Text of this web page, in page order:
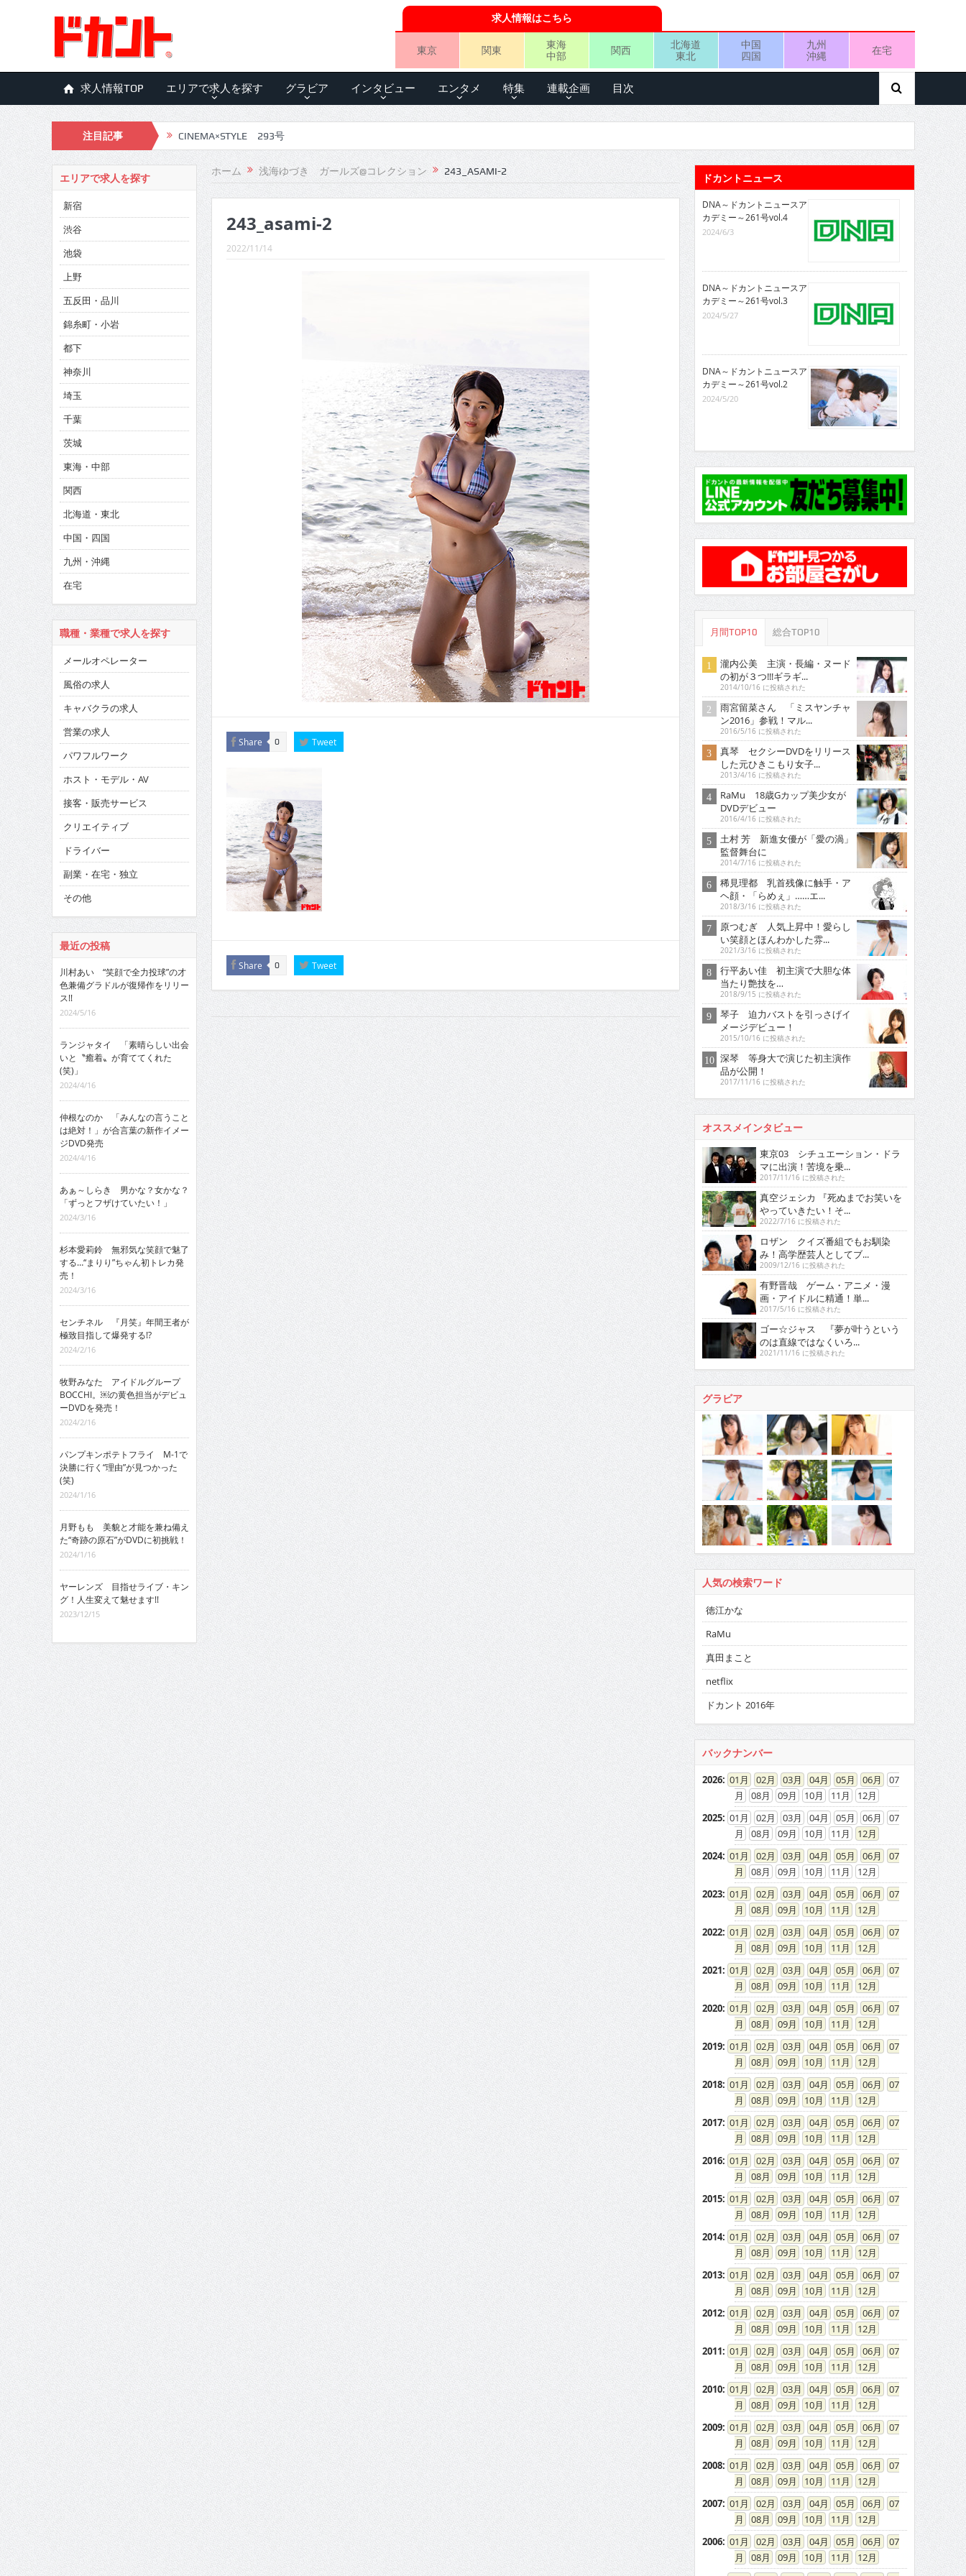
求人情報はこちら
東京 関東
東海
中部
関西
北海道
東北
中国
四国
九州
沖縄
在宅
求人情報TOP エリアで求人を探す グラビア インタビュー エンタメ 特集 連載企画 目次
注目記事 CINEMA×STYLE 293号
CINEMA×STYLE 292号
CINEMA×STYLE 291号
CINEMA×STYLE 290号
CINEMA×STYLE 289号
CINEMA×STYLE 288号
CINEMA×STYLE 286号
CINEMA×STYLE 285号
CINEMA×STYLE 294号
ホーム 浅海ゆづき ガールズ@コレクション 243_ASAMI-2
243_asami-2
2022/11/14
Share 0 Tweet
Share 0 Tweet
エリアで求人を探す
新宿
渋谷
池袋
上野
五反田・品川
錦糸町・小岩
都下
神奈川
埼玉
千葉
茨城
東海・中部
関西
北海道・東北
中国・四国
九州・沖縄
在宅
職種・業種で求人を探す
メールオペレーター
風俗の求人
キャバクラの求人
営業の求人
パワフルワーク
ホスト・モデル・AV
接客・販売サービス
クリエイティブ
ドライバー
副業・在宅・独立
その他
最近の投稿
川村あい “笑顔で全力投球”の才
色兼備グラドルが復帰作をリリー
ス!!
2024/5/16
ランジャタイ 「素晴らしい出会
いと〝癒着〟が育ててくれた
(笑)」
2024/4/16
仲根なのか 「みんなの言うこと
は絶対！」が合言葉の新作イメー
ジDVD発売
2024/4/16
あぁ～しらき 男かな？女かな？
「ずっとフザけていたい！」
2024/3/16
杉本愛莉鈴 無邪気な笑顔で魅了
する…“まりり”ちゃん初トレカ発
売！
2024/3/16
センチネル 『月笑』年間王者が
極致目指して爆発する!?
2024/2/16
牧野みなた アイドルグループ
BOCCHI。￼の黄色担当がデビュ
ーDVDを発売！
2024/2/16
パンプキンポテトフライ M-1で
決勝に行く“理由”が見つかった
(笑)
2024/1/16
月野もも 美貌と才能を兼ね備え
た“奇跡の原石”がDVDに初挑戦！
2024/1/16
ヤーレンズ 目指せライブ・キン
グ！人生変えて魅せます!!
2023/12/15
ドカントニュース
DNA～ドカントニュースア
カデミー～261号vol.4
2024/6/3
DNA～ドカントニュースア
カデミー～261号vol.3
2024/5/27
DNA～ドカントニュースア
カデミー～261号vol.2
2024/5/20
月間TOP10 総合TOP10
瀧内公美 主演・長編・ヌード
の初が３つ!!!ギラギ...
2014/10/16 に投稿された
雨宮留菜さん 「ミスヤンチャ
ン2016」参戦！マル...
2016/5/16 に投稿された
真琴 セクシーDVDをリリース
した元ひきこもり女子...
2013/4/16 に投稿された
RaMu 18歳Gカップ美少女が
DVDデビュー
2016/4/16 に投稿された
土村 芳 新進女優が「愛の渦」
監督舞台に
2014/7/16 に投稿された
稀見理都 乳首残像に触手・ア
ヘ顔・「らめぇ」……エ...
2018/3/16 に投稿された
原つむぎ 人気上昇中！愛らし
い笑顔とほんわかした雰...
2021/3/16 に投稿された
行平あい佳 初主演で大胆な体
当たり艶技を…
2018/9/15 に投稿された
琴子 迫力バストを引っさげイ
メージデビュー！
2015/10/16 に投稿された
深琴 等身大で演じた初主演作
品が公開！
2017/11/16 に投稿された
オススメインタビュー
東京03 シチュエーション・ドラ
マに出演！苦境を乗...
2017/11/16 に投稿された
真空ジェシカ 『死ぬまでお笑いを
やっていきたい！そ...
2022/7/16 に投稿された
ロザン クイズ番組でもお馴染
み！高学歴芸人としてブ...
2009/12/16 に投稿された
有野晋哉 ゲーム・アニメ・漫
画・アイドルに精通！単...
2017/5/16 に投稿された
ゴー☆ジャス 『夢が叶うという
のは直線ではなくいろ...
2021/11/16 に投稿された
グラビア
人気の検索ワード
徳江かな
RaMu
真田まこと
netflix
ドカント 2016年
バックナンバー
2026: 01 02 03 04 05 06
07
08
09 10 11
12
2025: 01 02 03 04 05 06
07
08
09 10 11
12
2024: 01 02 03 04 05 06
07
08
09 10 11
12
2023: 01 02 03 04 05 06
07
08
09 10 11
12
2022: 01 02 03 04 05 06
07
08
09 10 11
12
2021: 01 02 03 04 05 06
07
08
09 10 11
12
2020: 01 02 03 04 05 06
07
08
09 10 11
12
2019: 01 02 03 04 05 06
07
08
09 10 11
12
2018: 01 02 03 04 05 06
07
08
09 10 11
12
2017: 01 02 03 04 05 06
07
08
09 10 11
12
2016: 01 02 03 04 05 06
07
08
09 10 11
12
2015: 01 02 03 04 05 06
07
08
09 10 11
12
2014: 01 02 03 04 05 06
07
08
09 10 11
12
2013: 01 02 03 04 05 06
07
08
09 10 11
12
2012: 01 02 03 04 05 06
07
08
09 10 11
12
2011: 01 02 03 04 05 06
07
08
09 10 11
12
2010: 01 02 03 04 05 06
07
08
09 10 11
12
2009: 01 02 03 04 05 06
07
08
09 10 11
12
2008: 01 02 03 04 05 06
07
08
09 10 11
12
2007: 01 02 03 04 05 06
07
08
09 10 11
12
2006: 01 02 03 04 05 06
07
08
09 10 11
12